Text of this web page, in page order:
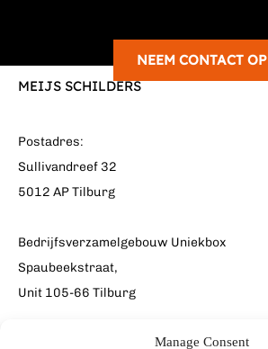
Manage Consent
NEEM CONTACT OP
MEIJS SCHILDERS
Postadres:
Sullivandreef 32
5012 AP Tilburg
Bedrijfsverzamelgebouw Uniekbox
Spaubeekstraat,
Unit 105-66 Tilburg